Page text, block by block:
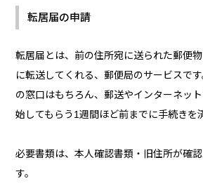
転居届の申請
転居届とは、前の住所宛に送られた郵便
に転送してくれる、郵便局のサービスで
の窓口はもちろん、郵送やインターネッ
始してもらう1週間ほど前までに手続きを
必要書類は、本人確認書類・旧住所が確
す。